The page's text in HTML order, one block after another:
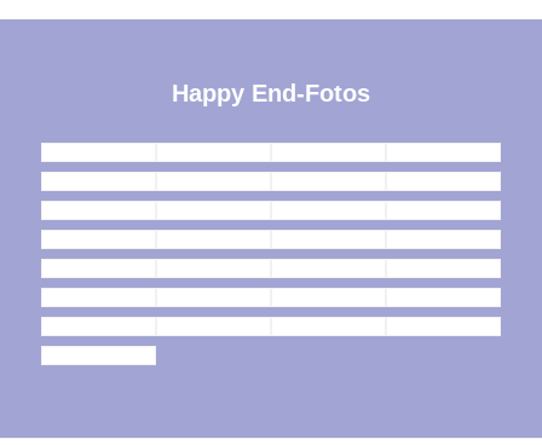
Happy End-Fotos